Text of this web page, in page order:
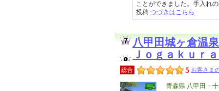
ことができました。手入れ
投稿 つづきはこちら
八甲田城ヶ倉温
Ｊｏｇａｋｕｒ
総合 5 お客さま
エ
青森県 八甲田・